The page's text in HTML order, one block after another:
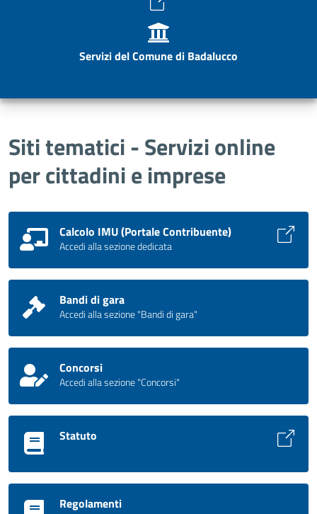
Servizi del Comune di Badalucco
Siti tematici - Servizi online
per cittadini e imprese
Calcolo IMU (Portale Contribuente)
Accedi alla sezione dedicata
Bandi di gara
Accedi alla sezione "Bandi di gara"
Concorsi
Accedi alla sezione "Concorsi"
Statuto
Regolamenti